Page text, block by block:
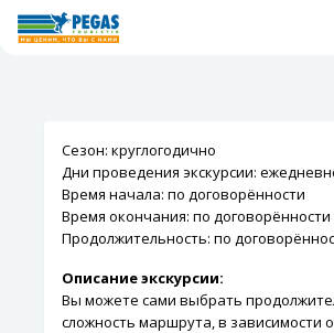
Сезон: круглогодично
Дни проведения экскурсии:
Время начала: по договорённости
Время окончания: по договорённости
Продолжительность: по
Описание экскурсии:
Вы можете сами выбрать
сложность маршрута, в зависимости